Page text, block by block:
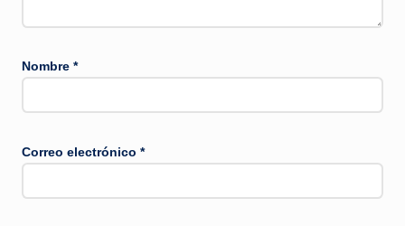
Nombre *
Correo electrónico *